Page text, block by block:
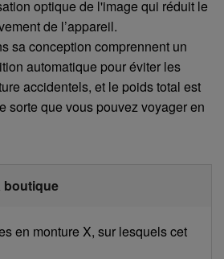
optique de l'image qui réduit le
de l’appareil.
sa conception comprennent un
automatique pour éviter les
accidentels, et le poids total est
sorte que vous pouvez voyager en
boutique
en monture X, sur lesquels cet